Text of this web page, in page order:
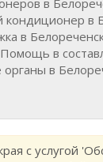
в
в
в
в
в
с услугой